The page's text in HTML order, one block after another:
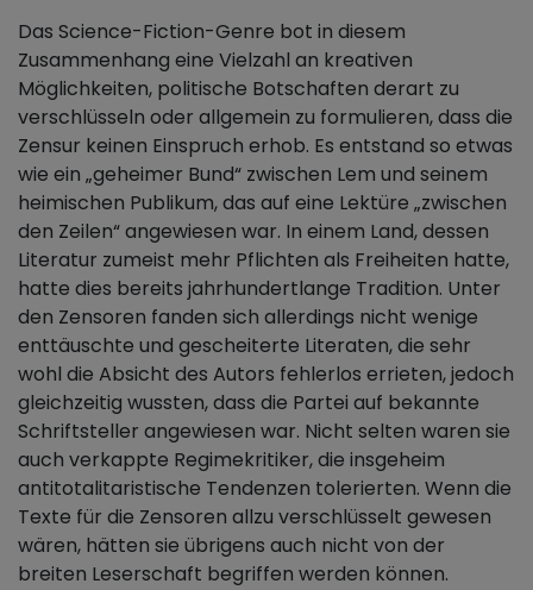
Das Science-Fiction-Genre bot in diesem
Zusammenhang eine Vielzahl an kreativen
Möglichkeiten, politische Botschaften derart zu
verschlüsseln oder allgemein zu formulieren, dass die
Zensur keinen Einspruch erhob. Es entstand so etwas
wie ein „geheimer Bund“ zwischen Lem und seinem
heimischen Publikum, das auf eine Lektüre „zwischen
den Zeilen“ angewiesen war. In einem Land, dessen
Literatur zumeist mehr Pflichten als Freiheiten hatte,
hatte dies bereits jahrhundertlange Tradition. Unter
den Zensoren fanden sich allerdings nicht wenige
enttäuschte und gescheiterte Literaten, die sehr
wohl die Absicht des Autors fehlerlos errieten, jedoch
gleichzeitig wussten, dass die Partei auf bekannte
Schriftsteller angewiesen war. Nicht selten waren sie
auch verkappte Regimekritiker, die insgeheim
antitotalitaristische Tendenzen tolerierten. Wenn die
Texte für die Zensoren allzu verschlüsselt gewesen
wären, hätten sie übrigens auch nicht von der
breiten Leserschaft begriffen werden können.